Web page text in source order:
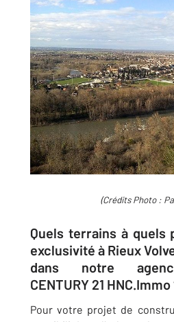
(Crédits Photo :
Quels terrains à quels
exclusivité à Rieux
dans notre
CENTURY 21 HNC.Immo
Pour votre projet de